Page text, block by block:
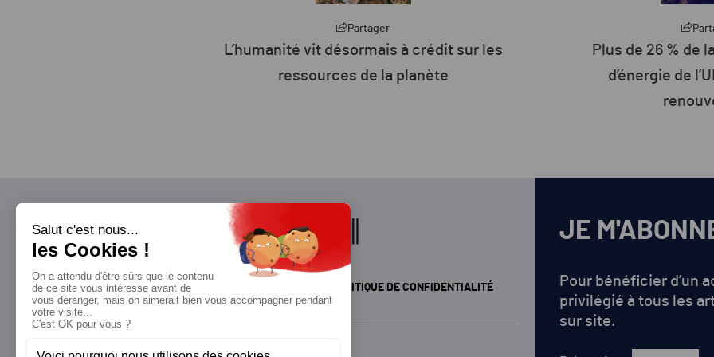
Partager
Plus de 26 % de la consommation
d’énergie de l’UE est d’origine
L’État engage 260
préparer cinq
QUI SOMMES-NOUS?MENTIONS LÉGALES POLITIQUE DE CONFIDENTIALITÉ
JE
Pour bénéficier d’un
privilégié à tous les
sur site.